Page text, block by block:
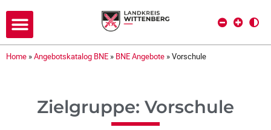
Home »Angebotskatalog BNE » BNE Angebote »Vorschule
Zielgruppe: Vorschule